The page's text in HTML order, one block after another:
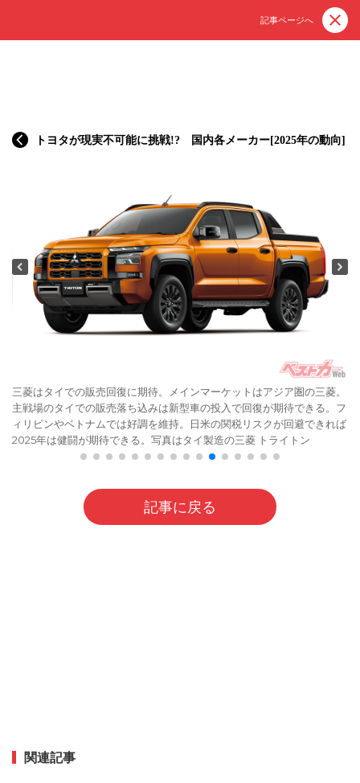
記事ページへ
トヨタが現実不可能に挑戦!? 国内各メーカー[2025年の動向]
三菱はタイでの販売回復に期待。メインマーケットはアジア圏の三菱。
主戦場のタイでの販売落ち込みは新型車の投入で回復が期待できる。フ
ィリピンやベトナムでは好調を維持。日米の関税リスクが回避できれば
2025年は健闘が期待できる。写真はタイ製造の三菱 トライトン
記事に戻る
関連記事